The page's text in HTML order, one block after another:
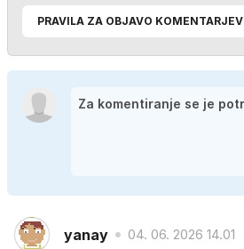
PRAVILA ZA OBJAVO KOMENTARJEV
yanay 04. 06. 2026 14.01